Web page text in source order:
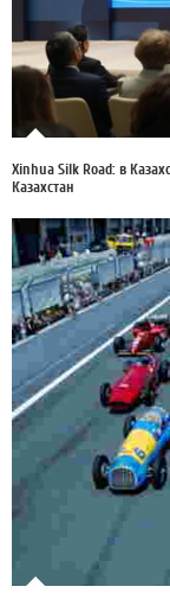
Xinhua Silk Road: в
Казахстан